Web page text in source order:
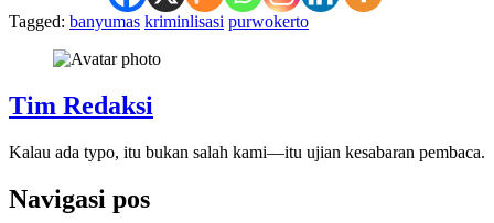
Tagged: banyumas kriminlisasi purwokerto
Tim Redaksi
Kalau ada typo, itu bukan salah kami—itu ujian kesabaran pembaca.
Navigasi pos